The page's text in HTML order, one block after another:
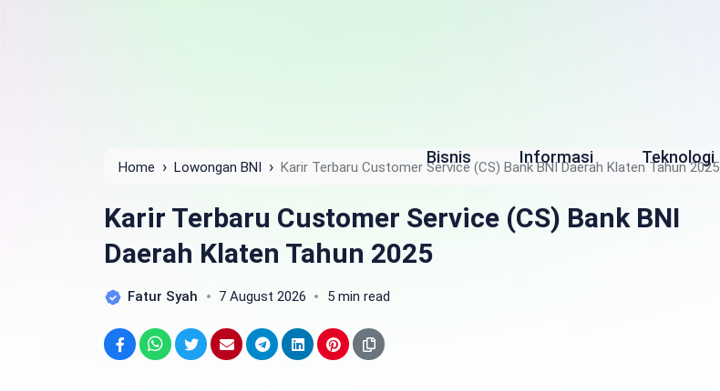
Bisnis Informasi Teknologi
Home › Lowongan BNI › Karir Terbaru Customer Service (CS) Bank BNI Daerah Klaten Tahun 2025
Karir Terbaru Customer Service (CS) Bank BNI
Daerah Klaten Tahun 2025
Fatur Syah 7 August 2026 5 min read